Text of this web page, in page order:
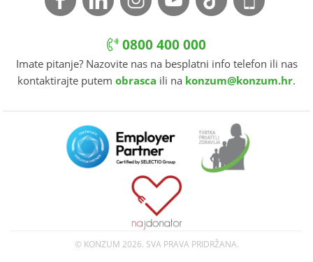
0800 400 000
Imate pitanje? Nazovite nas na besplatni info telefon ili nas
kontaktirajte putem obrasca ili na konzum@konzum.hr.
© KONZUM 2026. SVA PRAVA PRIDRŽANA.